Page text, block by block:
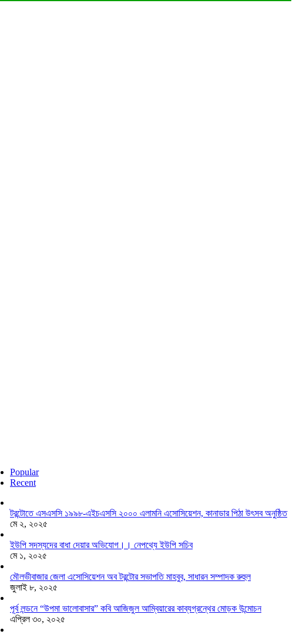
Popular
Recent
টরন্টোতে এসএসসি ১৯৯৮-এইচএসসি ২০০০ এলামনি এসোসিয়েশন, কানাডার পিঠা উৎসব অনুষ্ঠিত
মে ২, ২০২৫
ইউপি সদস্যদের বাধা দেয়ার অভিযোগ।। নেপথ্যে ইউপি সচিব
মে ১, ২০২৫
মৌলভীবাজার জেলা এসোসিয়েশন অব টরন্টোর সভাপতি মাহবুব, সাধারন সম্পাদক রুহুল
জুলাই ৮, ২০২৫
পূর্ব লন্ডনে “উপমা ভালোবাসার” কবি আজিজুল আম্বিয়ারের কাব্যগ্রন্থের মোড়ক উন্মোচন
এপ্রিল ৩০, ২০২৫